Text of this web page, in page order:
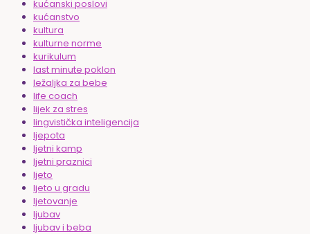
kućanski poslovi
kućanstvo
kultura
kulturne norme
kurikulum
last minute poklon
ležaljka za bebe
life coach
lijek za stres
lingvistička inteligencija
ljepota
ljetni kamp
ljetni praznici
ljeto
ljeto u gradu
ljetovanje
ljubav
ljubav i beba